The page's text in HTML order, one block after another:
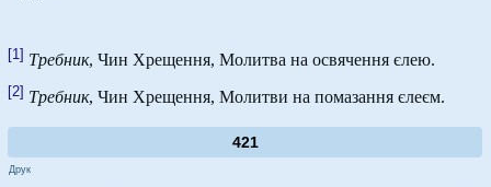
[1] Требник, Чин Хрещення, Молитва на освячення єлею.
[2] Требник, Чин Хрещення, Молитви на помазання єлеєм.
421
Друк